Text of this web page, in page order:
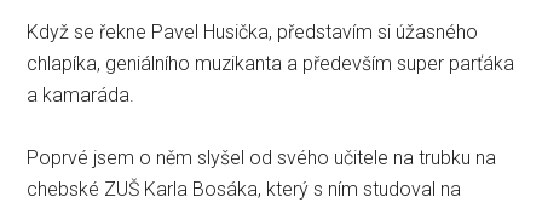
Když se řekne Pavel Husička, představím si úžasného
chlapíka, geniálního muzikanta a především super parťáka
a kamaráda.
Poprvé jsem o něm slyšel od svého učitele na trubku na
chebské ZUŠ Karla Bosáka, který s ním studoval na